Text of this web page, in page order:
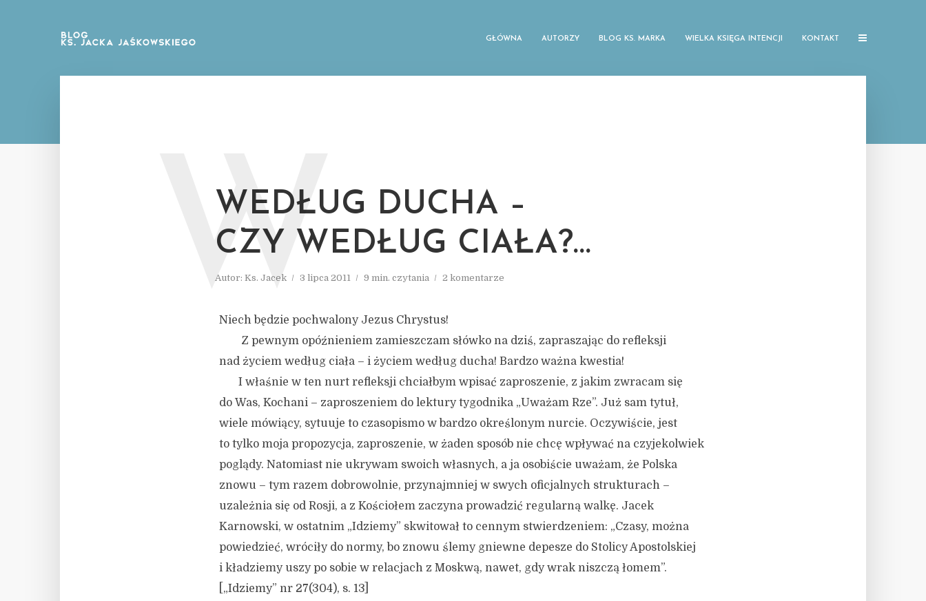
GŁÓWNA AUTORZY BLOG KS. MARKA WIELKA KSIĘGA INTENCJI KONTAKT
WEDŁUG DUCHA –
CZY WEDŁUG CIAŁA?…
Autor: Ks. Jacek 3 lipca 2011 9 min. czytania 2 komentarze
W
Niech będzie pochwalony Jezus Chrystus!
Z pewnym opóźnieniem zamieszczam słówko na dziś, zapraszając do refleksji
nad życiem według ciała – i życiem według ducha! Bardzo ważna kwestia!
I właśnie w ten nurt refleksji chciałbym wpisać zaproszenie, z jakim zwracam się
do Was, Kochani – zaproszeniem do lektury tygodnika „Uważam Rze”. Już sam tytuł,
wiele mówiący, sytuuje to czasopismo w bardzo określonym nurcie. Oczywiście, jest
to tylko moja propozycja, zaproszenie, w żaden sposób nie chcę wpływać na czyjekolwiek
poglądy. Natomiast nie ukrywam swoich własnych, a ja osobiście uważam, że Polska
znowu – tym razem dobrowolnie, przynajmniej w swych oficjalnych strukturach –
uzależnia się od Rosji, a z Kościołem zaczyna prowadzić regularną walkę. Jacek
Karnowski, w ostatnim „Idziemy” skwitował to cennym stwierdzeniem: „Czasy, można
powiedzieć, wróciły do normy, bo znowu ślemy gniewne depesze do Stolicy Apostolskiej
i kładziemy uszy po sobie w relacjach z Moskwą, nawet, gdy wrak niszczą łomem”.
[„Idziemy” nr 27(304), s. 13]